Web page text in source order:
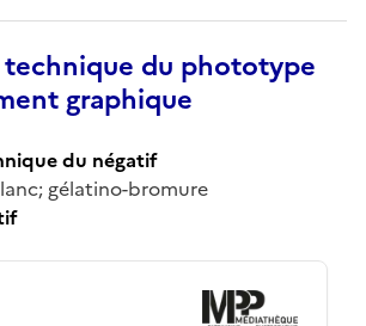
du phototype
graphique
du négatif
gélatino-bromure